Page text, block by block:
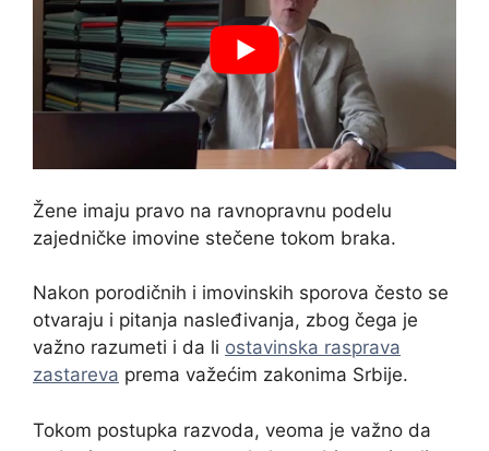
Žene imaju pravo na ravnopravnu podelu
zajedničke imovine stečene tokom braka.
Nakon porodičnih i imovinskih sporova često se
otvaraju i pitanja nasleđivanja, zbog čega je
važno razumeti i da li ostavinska rasprava
zastareva prema važećim zakonima Srbije.
Tokom postupka razvoda, veoma je važno da